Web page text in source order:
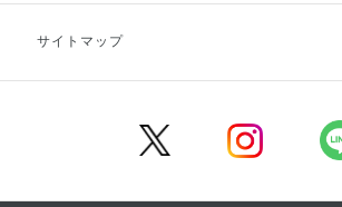
キャンセル・返品・交換
サイトマップ